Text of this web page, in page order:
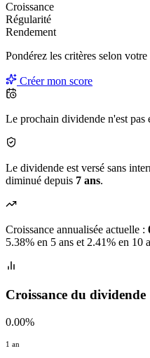
Croissance
Régularité
Rendement
Pondérez les critères selon votre
Créer mon score
Le prochain dividende n'est pas
Le dividende est versé sans
diminué depuis 7 ans.
Croissance annualisée actuelle :
5.38% en 5 ans et 2.41% en 10
Croissance du dividende
0.00%
1 an